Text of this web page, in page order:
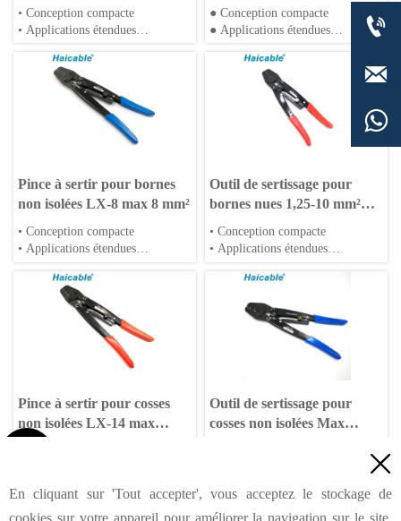
mm²
• Conception compacte
• Applications étendues
● Conception compacte
● Applications étendues
Pince à sertir pour bornes
non isolées LX-8 max 8 mm²
• Conception compacte
• Applications étendues
Outil de sertissage pour
bornes nues 1,25-10 mm²
HX-10
• Conception compacte
• Applications étendues
Pince à sertir pour cosses
non isolées LX-14 max
Outil de sertissage pour
cosses non isolées Max
Suivant

En cliquant sur 'Tout accepter', vous acceptez le stockage de
cookies sur votre appareil pour améliorer la navigation sur le site,


